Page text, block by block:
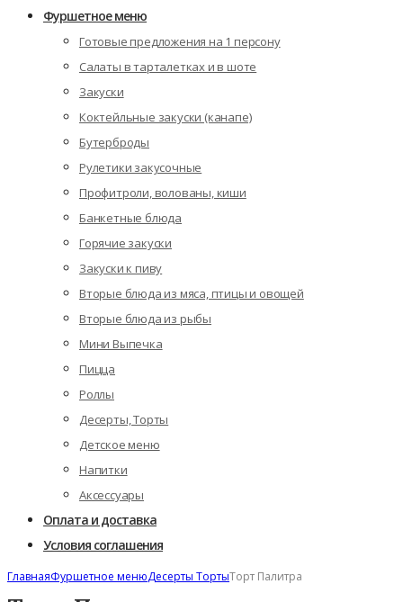
Фуршетное меню
Готовые предложения на 1 персону
Салаты в тарталетках и в шоте
Закуски
Коктейльные закуски (канапе)
Бутерброды
Рулетики закусочные
Профитроли, волованы, киши
Банкетные блюда
Горячие закуски
Закуски к пиву
Вторые блюда из мяса, птицы и овощей
Вторые блюда из рыбы
Мини Выпечка
Пицца
Роллы
Десерты, Торты
Детское меню
Напитки
Аксессуары
Оплата и доставка
Условия соглашения
ГлавнаяФуршетное менюДесерты ТортыТорт Палитра